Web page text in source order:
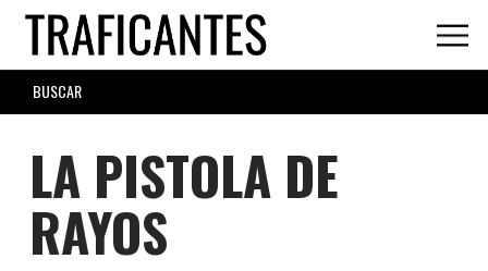
Skip
main
content
SEARCH
FORM
LA PISTOLA DE
RAYOS